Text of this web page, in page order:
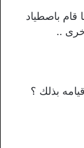
باصطياد
..
بذلك ؟